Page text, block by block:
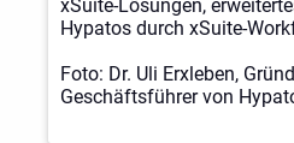
xSuite-Lösungen,
Hypatos durch xSuite-
Foto: Dr. Uli Erxleben,
Geschäftsführer von